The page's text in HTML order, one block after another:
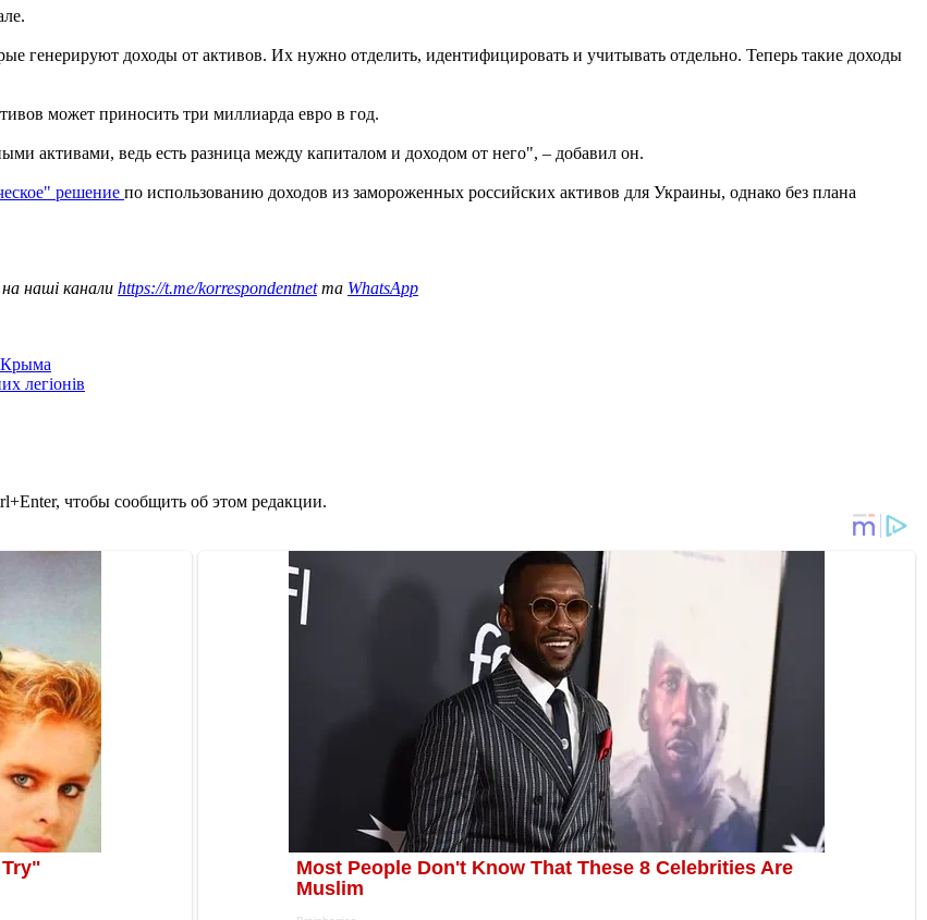
генерируют доходы от активов. Их нужно отделить, идентифицировать и учитывать отдельно. Теперь такие доходы
может приносить три миллиарда евро в год.
активами, ведь есть разница между капиталом и доходом от него", – добавил он.
решение по использованию доходов из замороженных российских активов для Украины, однако без плана
наші канали https://t.me/korrespondentnetта WhatsApp
Крыма
легіонів
чтобы сообщить об этом редакции.